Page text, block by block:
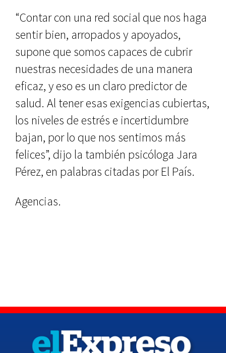
“Contar con una red social que nos haga
sentir bien, arropados y apoyados,
supone que somos capaces de cubrir
nuestras necesidades de una manera
eficaz, y eso es un claro predictor de
salud. Al tener esas exigencias cubiertas,
los niveles de estrés e incertidumbre
bajan, por lo que nos sentimos más
felices”, dijo la también psicóloga Jara
Pérez, en palabras citadas por El País.
Agencias.